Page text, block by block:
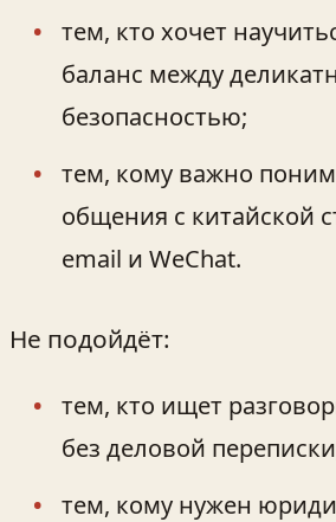
тем, кто хочет
баланс между
безопасностью;
тем, кому важно
общения с китайской
email и WeChat.
Не подойдёт:
тем, кто ищет
без деловой
тем, кому нужен